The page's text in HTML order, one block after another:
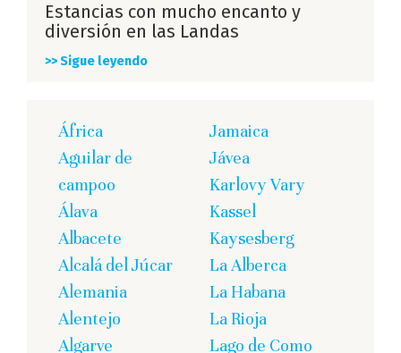
Estancias con mucho encanto y
diversión en las Landas
>> Sigue leyendo
África
Aguilar de
campoo
Álava
Albacete
Alcalá del Júcar
Alemania
Alentejo
Algarve
Jamaica
Jávea
Karlovy Vary
Kassel
Kaysesberg
La Alberca
La Habana
La Rioja
Lago de Como